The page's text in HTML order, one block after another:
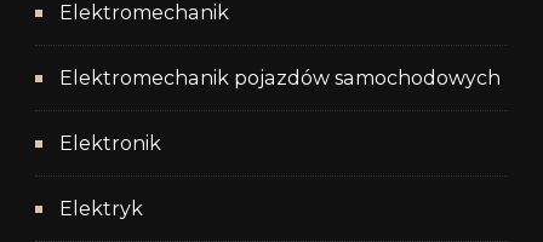
Elektromechanik
Elektromechanik pojazdów samochodowych
Elektronik
Elektryk